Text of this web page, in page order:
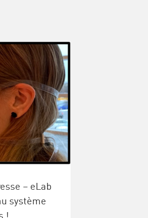
– eLab
système
!